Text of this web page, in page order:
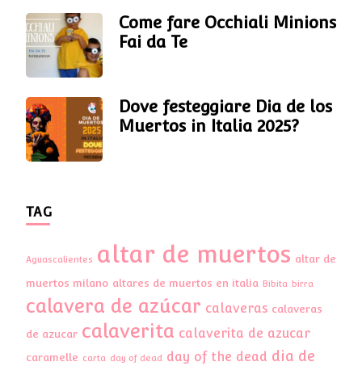
Come fare Occhiali Minions
Fai da Te
Dove festeggiare Dia de los
Muertos in Italia 2025?
TAG
Aguascalientes altar de muertos altar de
muertos milano altares de muertos en italia Bibita birra
calavera de azúcar calaveras calaveras
de azucar calaverita calaverita de azucar
caramelle carta day of dead day of the dead dia de